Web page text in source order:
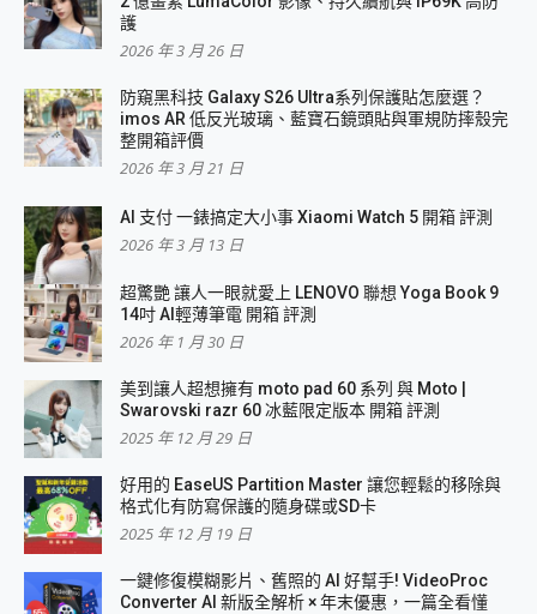
護
2026 年 3 月 26 日
防窺黑科技 Galaxy S26 Ultra系列保護貼怎麼選？
imos AR 低反光玻璃、藍寶石鏡頭貼與軍規防摔殼完
整開箱評價
2026 年 3 月 21 日
AI 支付 一錶搞定大小事 Xiaomi Watch 5 開箱 評測
2026 年 3 月 13 日
超驚艷 讓人一眼就愛上 LENOVO 聯想 Yoga Book 9
14吋 AI輕薄筆電 開箱 評測
2026 年 1 月 30 日
美到讓人超想擁有 moto pad 60 系列 與 Moto |
Swarovski razr 60 冰藍限定版本 開箱 評測
2025 年 12 月 29 日
好用的 EaseUS Partition Master 讓您輕鬆的移除與
格式化有防寫保護的隨身碟或SD卡
2025 年 12 月 19 日
一鍵修復模糊影片、舊照的 AI 好幫手! VideoProc
Converter AI 新版全解析 × 年末優惠，一篇全看懂